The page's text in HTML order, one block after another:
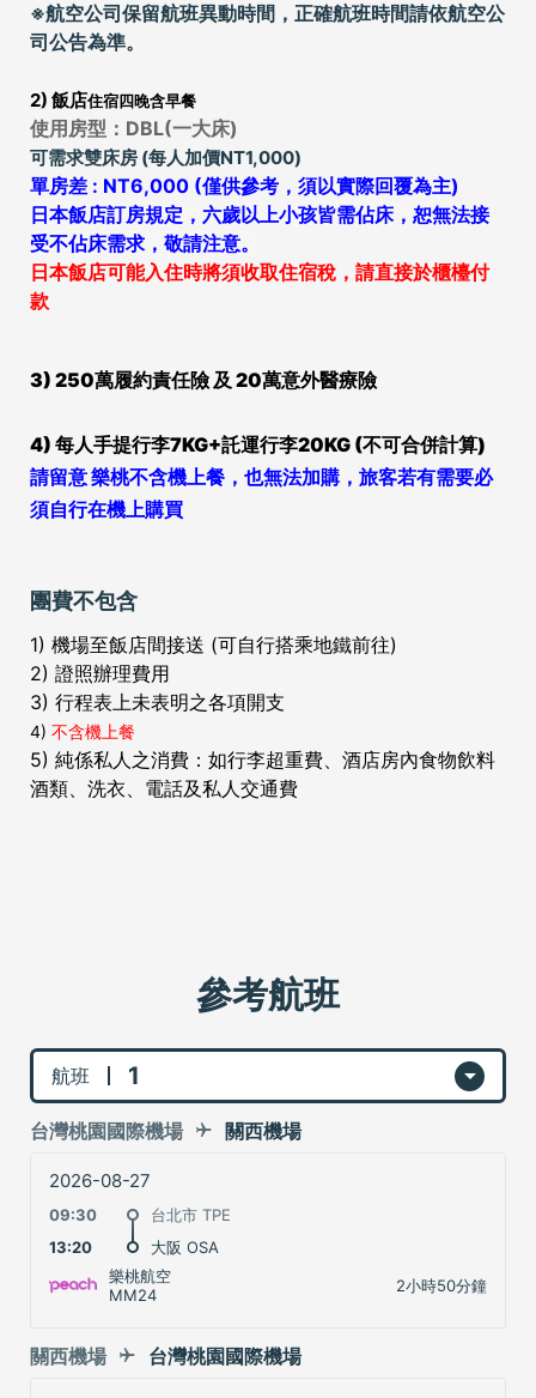
※航空公司保留航班異動時間，正確航班時間請依航空公
司公告為準。
2) 飯店住宿四晚含早餐
使用房型：DBL(一大床)
可需求雙床房 (每人加價NT1,000)
單房差 : NT6,000 (僅供參考，須以實際回覆為主)
日本飯店訂房規定，六歲以上小孩皆需佔床，恕無法接
受不佔床需求，敬請注意。
日本飯店可能入住時將須收取住宿稅，請直接於櫃檯付
款
3) 250萬履約責任險 及 20萬意外醫療險
4) 每人手提行李7KG+託運行李20KG (不可合併計算)
請留意 樂桃不含機上餐，也無法加購，旅客若有需要必
須自行在機上購買
團費不包含
1) 機場至飯店間接送 (可自行搭乘地鐵前往)
2) 證照辦理費用
3) 行程表上未表明之各項開支
4) 不含機上餐
5) 純係私人之消費：如行李超重費、酒店房內食物飲料
酒類、洗衣、電話及私人交通費
參考航班
航班 1
台灣桃園國際機場 關西機場
2026-08-27
09:30
台北市 TPE
13:20
大阪 OSA
樂桃航空
MM24
2小時50分鐘
關西機場 台灣桃園國際機場